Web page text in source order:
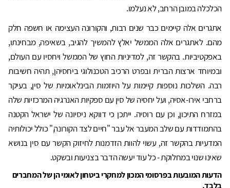
הכלכלה במובן הרחב, לא נעלמו.
אתגרים אלה קיימים כבר שנים רבות, והקורונה העצימה או חשפה חלק
מהם. לאתגרים אלה הממשל יאלץ להמשיך להגיב, בשאיפה, מבחינתו,
באפקטיביות. בהקשר זה, למדיניות החוץ של הממשל ויחסיו עם העולם,
ובמיוחד ארצות הברית ובפרט הרכיב הטכנולוגי ביחסיהן, תהיה חשיבות
רבה. השלכות נוספות קיימות על היוזמות הבינלאומיות של סין, בעיקר
ברחבי אירו-אסיה, ועל יחסיה של סין עם ספקיות האנרגיה המרכזיות שלה
במזרח התיכון, וכן עם רוסיה. ייתכן כי דווקא ניסיונה של ישראל הקטנה
בהתמודדות עם שלב המעבר אל עבר "חיים לצד הקורונה," כולל יכולותיה
המדעיות בהקשר זה, עשוי להוות הזדמנות לחיזוק הקשר עם סין בנושא
שאינו שנוי במחלוקת - כל עוד יעשה הדבר בצניעות ובשקט.
הדעות המובעות בפרסומי המכון למחקרי ביטחון לאומי הן של המחברים
בלבד.